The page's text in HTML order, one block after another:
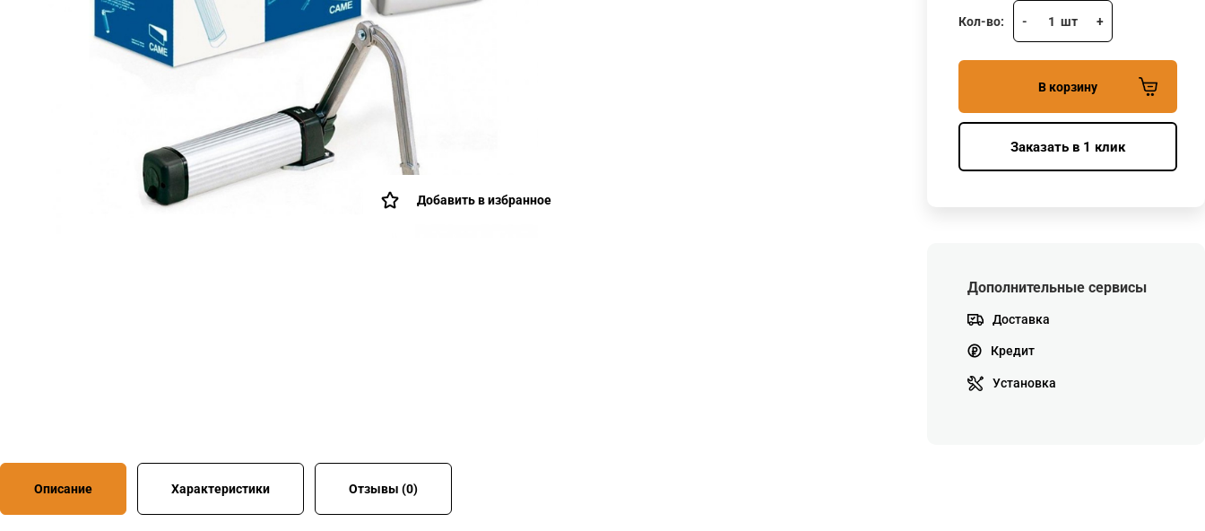
Добавить в избранное
Кол-во: - 1 шт +
В корзину
Заказать в 1 клик
Дополнительные сервисы
Доставка
Кредит
Установка
Описание Характеристики Отзывы (0)